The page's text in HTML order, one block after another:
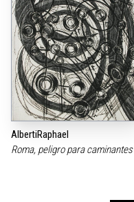
AlbertiRaphael
Roma, peligro para caminantes